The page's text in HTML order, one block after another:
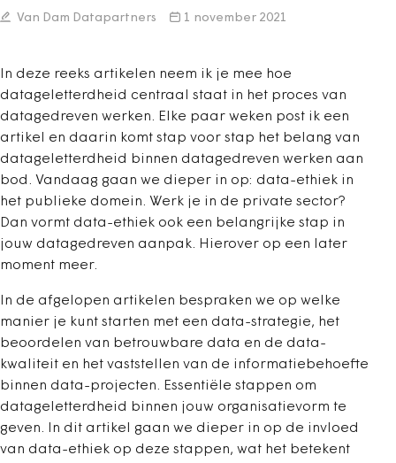
Van Dam Datapartners 1 november 2021
In deze reeks artikelen neem ik je mee hoe
datageletterdheid centraal staat in het proces van
datagedreven werken. Elke paar weken post ik een
artikel en daarin komt stap voor stap het belang van
datageletterdheid binnen datagedreven werken aan
bod. Vandaag gaan we dieper in op: data-ethiek in
het publieke domein. Werk je in de private sector?
Dan vormt data-ethiek ook een belangrijke stap in
jouw datagedreven aanpak. Hierover op een later
moment meer.
In de afgelopen artikelen bespraken we op welke
manier je kunt starten met een data-strategie, het
beoordelen van betrouwbare data en de data-
kwaliteit en het vaststellen van de informatiebehoefte
binnen data-projecten. Essentiële stappen om
datageletterdheid binnen jouw organisatievorm te
geven. In dit artikel gaan we dieper in op de invloed
van data-ethiek op deze stappen, wat het betekent